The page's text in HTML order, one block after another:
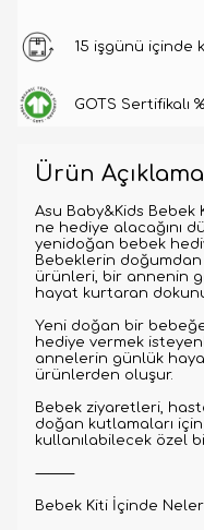
15 işgünü içinde
GOTS Sertifikalı
Ürün
Asu Baby&Kids
ne hediye alacağını
yenidoğan bebek
Bebeklerin
ürünleri, bir annenin
hayat kurtaran
Yeni doğan bir bebeğe
hediye vermek
annelerin günlük
ürünlerden oluşur.
Bebek ziyaretleri,
doğan kutlamaları
kullanılabilecek özel
⸻
Bebek Kiti İçinde